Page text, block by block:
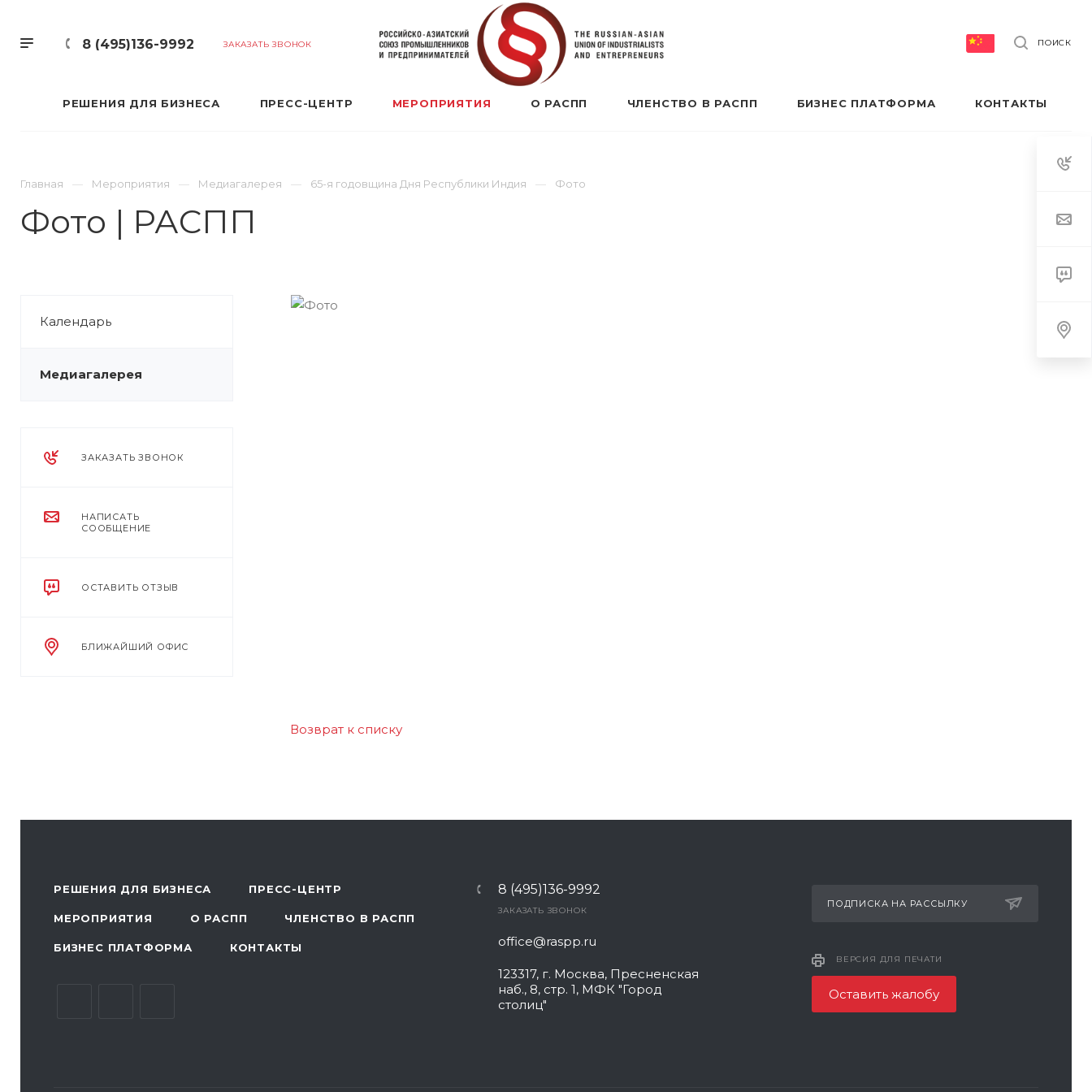
8 (495)136-9992 ЗАКАЗАТЬ ЗВОНОК ПОИСК
РЕШЕНИЯ ДЛЯ БИЗНЕСА ПРЕСС-ЦЕНТР МЕРОПРИЯТИЯ О РАСПП ЧЛЕНСТВО В РАСПП БИЗНЕС ПЛАТФОРМА КОНТАКТЫ
Главная Мероприятия Медиагалерея 65-я годовщина Дня Республики Индия Фото
Фото | РАСПП
Календарь
Медиагалерея
ЗАКАЗАТЬ ЗВОНОК
НАПИСАТЬ
СООБЩЕНИЕ
ОСТАВИТЬ ОТЗЫВ
БЛИЖАЙШИЙ ОФИС
Возврат к списку
РЕШЕНИЯ ДЛЯ БИЗНЕСА ПРЕСС-ЦЕНТР
МЕРОПРИЯТИЯ О РАСПП ЧЛЕНСТВО В РАСПП
БИЗНЕС ПЛАТФОРМА КОНТАКТЫ
8 (495)136-9992
ЗАКАЗАТЬ ЗВОНОК
office@raspp.ru
123317, г. Москва, Пресненская
наб., 8, стр. 1, МФК "Город
столиц"
ПОДПИСКА НА РАССЫЛКУ
ВЕРСИЯ ДЛЯ ПЕЧАТИ
Оставить жалобу